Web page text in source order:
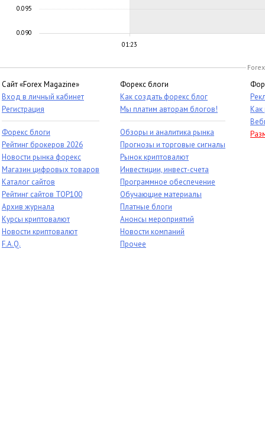
01:23
0.090
0.095
Сайт «Forex Magazine»
Вход в личный кабинет
Регистрация
Форекс блоги
Рейтинг брокеров 2026
Новости рынка форекс
Магазин цифровых товаров
Каталог сайтов
Рейтинг сайтов TOP100
Архив журнала
Курсы криптовалют
Новости криптовалют
F.A.Q.
Форекс блоги
Как создать форекс блог
Мы платим авторам блогов!
Обзоры и аналитика рынка
Прогнозы и торговые сигналы
Рынок криптовалют
Инвестиции, инвест-счета
Программное обеспечение
Обучающие материалы
Платные блоги
Анонсы мероприятий
Новости компаний
Прочее
Как